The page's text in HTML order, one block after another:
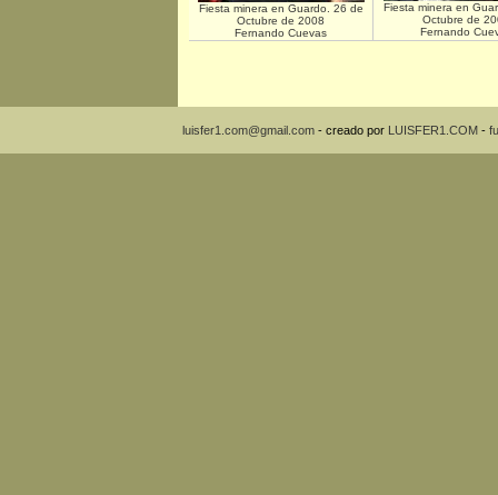
Fiesta minera en Guardo. 26 de
Octubre de 2008
Fernando Cuevas
Fiesta minera en
Octubre de
Fernando
luisfer1.com@gmail.com- creado por LUISFER1.COM-